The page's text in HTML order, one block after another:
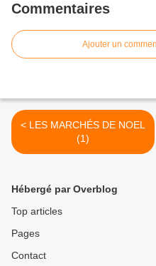
Commentaires
Ajouter un
< LES MARCHÉS DE NOEL
(1)
Hébergé par Overblog
Top articles
Pages
Contact